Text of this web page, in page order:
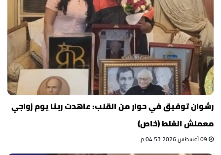
رشوان توفيق في حوار من القلب: عاهدت ربنا يوم زواجي
معملش الغلط (خاص)